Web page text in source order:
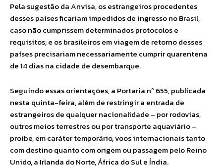
Pela sugestão da Anvisa, os estrangeiros procedentes
desses países ficariam impedidos de ingresso no Brasil,
caso não cumprissem determinados protocolos e
requisitos; e os brasileiros em viagem de retorno desses
países precisariam necessariamente cumprir quarentena
de 14 dias na cidade de desembarque.
Seguindo essas orientações, a Portaria nº 655, publicada
nesta quinta-feira, além de restringir a entrada de
estrangeiros de qualquer nacionalidade – por rodovias,
outros meios terrestres ou por transporte aquaviário –
proíbe, em caráter temporário, voos internacionais tanto
com destino quanto com origem ou passagem pelo Reino
Unido, a Irlanda do Norte, África do Sul e Índia.